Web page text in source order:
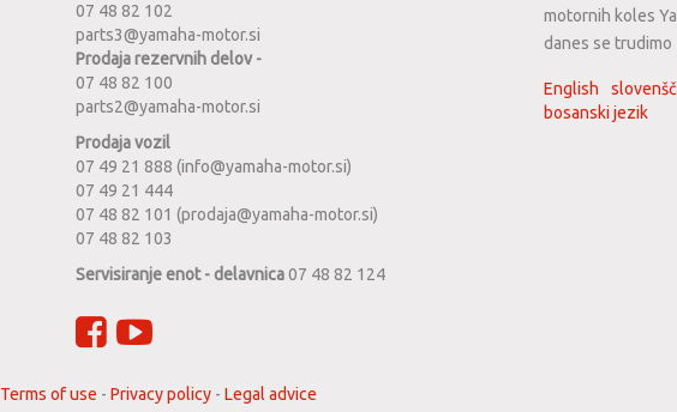
07 48 82 102
parts3@yamaha-motor.si
Prodaja rezervnih delov -
07 48 82 100
parts2@yamaha-motor.si
Prodaja vozil
07 49 21 888 (info@yamaha-motor.si)
07 49 21 444
07 48 82 101 (prodaja@yamaha-motor.si)
07 48 82 103
Servisiranje enot - delavnica07 48 82 124
motornih koles
danes se
English
bosanski jezik
Terms of use - Privacy policy - Legal advice